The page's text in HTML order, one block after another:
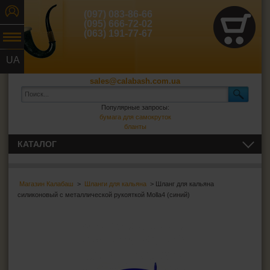
UA
(097) 083-86-66
(095) 666-72-02
(063) 191-77-67
sales@calabash.com.ua
Популярные запросы:
бумага для самокруток
бланты
Магазин Калабаш > Шланги для кальяна
> Шланг для кальяна
силиконовый с металлической рукояткой Molla4 (синий)
КАТАЛОГ
СИГАРЫ, СИГАРИЛЛЫ И ВСЁ ДЛЯ НИХ